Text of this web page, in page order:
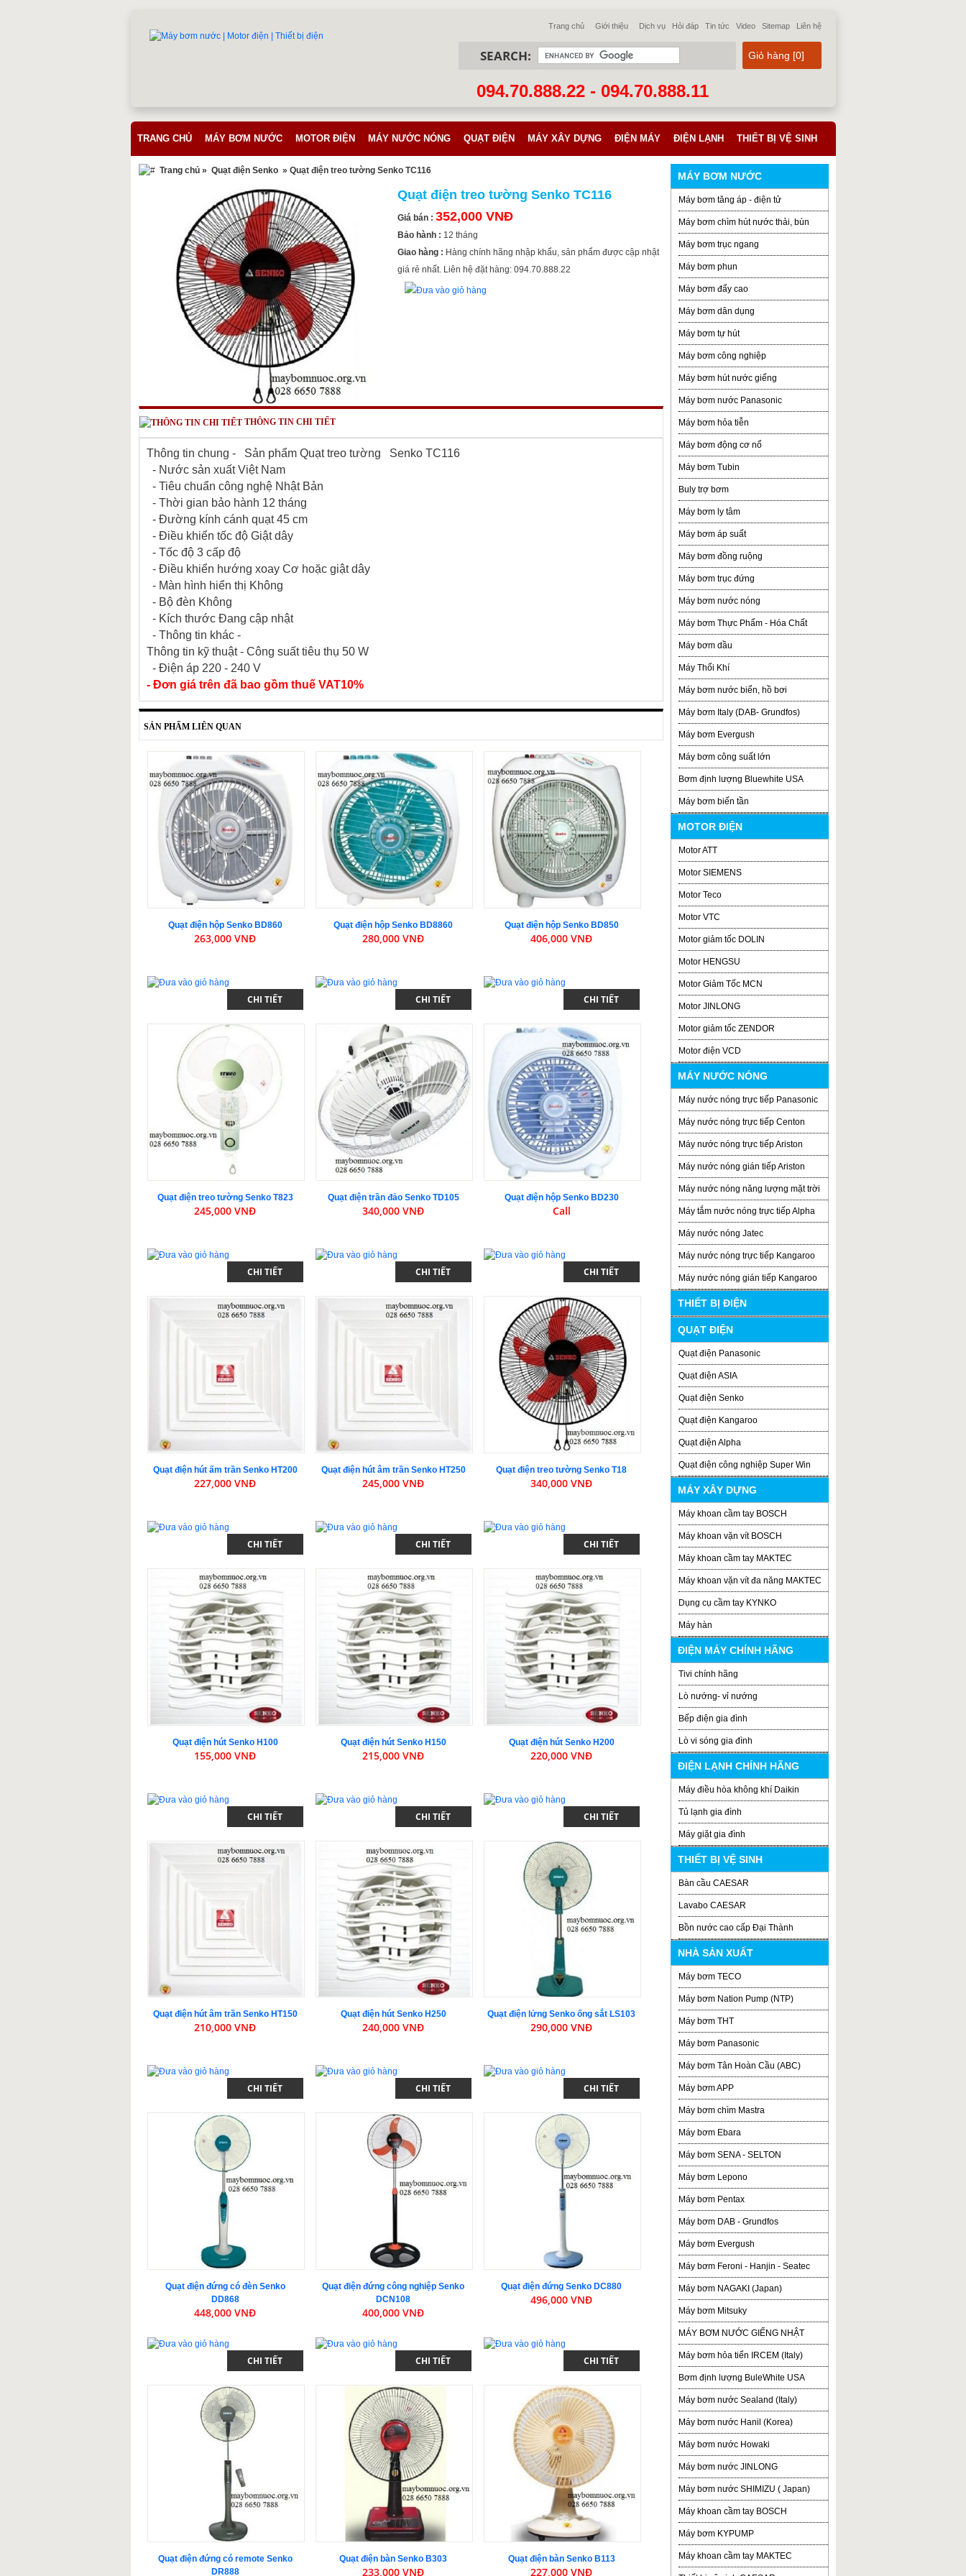
Trang chủ Giới thiệu Dịch vụ Hỏi đáp Tin tức Video Sitemap Liên hệ
Giỏ hàng [0]
SEARCH:
094.70.888.22 - 094.70.888.11
TRANG CHỦ MÁY BƠM NƯỚC MOTOR ĐIỆN MÁY NƯỚC NÓNG QUẠT ĐIỆN MÁY XÂY DỰNG ĐIỆN MÁY ĐIỆN LẠNH THIẾT BỊ VỆ SINH
Trang chủ » Quạt điện Senko » Quạt điện treo tường Senko TC116
Quạt điện treo tường Senko TC116
Giá bán : 352,000 VNĐ
Bảo hành : 12 tháng
Giao hàng : Hàng chính hãng nhập khẩu, sản phẩm được cập nhật
giá rẻ nhất. Liên hệ đặt hàng: 094.70.888.22
THÔNG TIN CHI TIẾT
Thông tin chung - Sản phẩm Quạt treo tường Senko TC116
- Nước sản xuất Việt Nam
- Tiêu chuẩn công nghệ Nhật Bản
- Thời gian bảo hành 12 tháng
- Đường kính cánh quạt 45 cm
- Điều khiển tốc độ Giật dây
- Tốc độ 3 cấp độ
- Điều khiển hướng xoay Cơ hoặc giật dây
- Màn hình hiển thị Không
- Bộ đèn Không
- Kích thước Đang cập nhật
- Thông tin khác -
Thông tin kỹ thuật - Công suất tiêu thụ 50 W
- Điện áp 220 - 240 V
- Đơn giá trên đã bao gồm thuế VAT10%
SẢN PHẨM LIÊN QUAN
Quạt điện hộp Senko BD860
263,000 VNĐ
CHI TIẾT
Quạt điện hộp Senko BD8860
280,000 VNĐ
CHI TIẾT
Quạt điện hộp Senko BD850
406,000 VNĐ
CHI TIẾT
Quạt điện treo tường Senko T823
245,000 VNĐ
CHI TIẾT
Quạt điện trần đảo Senko TD105
340,000 VNĐ
CHI TIẾT
Quạt điện hộp Senko BD230
Call
CHI TIẾT
Quạt điện hút ấm trần Senko HT200
227,000 VNĐ
CHI TIẾT
Quạt điện hút âm trần Senko HT250
245,000 VNĐ
CHI TIẾT
Quạt điện treo tường Senko T18
340,000 VNĐ
CHI TIẾT
Quạt điện hút Senko H100
155,000 VNĐ
CHI TIẾT
Quạt điện hút Senko H150
215,000 VNĐ
CHI TIẾT
Quạt điện hút Senko H200
220,000 VNĐ
CHI TIẾT
Quạt điện hút âm trần Senko HT150
210,000 VNĐ
CHI TIẾT
Quạt điện hút Senko H250
240,000 VNĐ
CHI TIẾT
Quạt điện lửng Senko ống sắt LS103
290,000 VNĐ
CHI TIẾT
Quạt điện đứng có đèn Senko
DD868
448,000 VNĐ
CHI TIẾT
Quạt điện đứng công nghiệp Senko
DCN108
400,000 VNĐ
CHI TIẾT
Quạt điện đứng Senko DC880
496,000 VNĐ
CHI TIẾT
Quạt điện đứng có remote Senko
DR888
Quạt điện bàn Senko B303
233,000 VNĐ
Quạt điện bàn Senko B113
227,000 VNĐ
MÁY BƠM NƯỚC
Máy bơm tăng áp - điện tử
Máy bơm chìm hút nước thải, bùn
Máy bơm trục ngang
Máy bơm phun
Máy bơm đẩy cao
Máy bơm dân dụng
Máy bơm tự hút
Máy bơm công nghiệp
Máy bơm hút nước giếng
Máy bơm nước Panasonic
Máy bơm hỏa tiễn
Máy bơm động cơ nổ
Máy bơm Tubin
Buly trợ bơm
Máy bơm ly tâm
Máy bơm áp suất
Máy bơm đồng ruộng
Máy bơm trục đứng
Máy bơm nước nóng
Máy bơm Thực Phẩm - Hóa Chất
Máy bơm dầu
Máy Thổi Khí
Máy bơm nước biển, hồ bơi
Máy bơm Italy (DAB- Grundfos)
Máy bơm Evergush
Máy bơm công suất lớn
Bơm định lượng Bluewhite USA
Máy bơm biến tần
MOTOR ĐIỆN
Motor ATT
Motor SIEMENS
Motor Teco
Motor VTC
Motor giảm tốc DOLIN
Motor HENGSU
Motor Giảm Tốc MCN
Motor JINLONG
Motor giảm tốc ZENDOR
Motor điện VCD
MÁY NƯỚC NÓNG
Máy nước nóng trực tiếp Panasonic
Máy nước nóng trực tiếp Centon
Máy nước nóng trực tiếp Ariston
Máy nước nóng gián tiếp Ariston
Máy nước nóng năng lượng mặt trời
Máy tắm nước nóng trực tiếp Alpha
Máy nước nóng Jatec
Máy nước nóng trực tiếp Kangaroo
Máy nước nóng gián tiếp Kangaroo
THIẾT BỊ ĐIỆN
QUẠT ĐIỆN
Quạt điện Panasonic
Quạt điện ASIA
Quạt điện Senko
Quạt điện Kangaroo
Quạt điện Alpha
Quạt điện công nghiệp Super Win
MÁY XÂY DỰNG
Máy khoan cầm tay BOSCH
Máy khoan vặn vít BOSCH
Máy khoan cầm tay MAKTEC
Máy khoan vặn vít đa năng MAKTEC
Dụng cụ cầm tay KYNKO
Máy hàn
ĐIỆN MÁY CHÍNH HÃNG
Tivi chính hãng
Lò nướng- vỉ nướng
Bếp điện gia đình
Lò vi sóng gia đình
ĐIỆN LẠNH CHÍNH HÃNG
Máy điều hòa không khí Daikin
Tủ lạnh gia đình
Máy giặt gia đình
THIẾT BỊ VỆ SINH
Bàn cầu CAESAR
Lavabo CAESAR
Bồn nước cao cấp Đại Thành
NHÀ SẢN XUẤT
Máy bơm TECO
Máy bơm Nation Pump (NTP)
Máy bơm THT
Máy bơm Panasonic
Máy bơm Tân Hoàn Cầu (ABC)
Máy bơm APP
Máy bơm chìm Mastra
Máy bơm Ebara
Máy bơm SENA - SELTON
Máy bơm Lepono
Máy bơm Pentax
Máy bơm DAB - Grundfos
Máy bơm Evergush
Máy bơm Feroni - Hanjin - Seatec
Máy bơm NAGAKI (Japan)
Máy bơm Mitsuky
MÁY BƠM NƯỚC GIẾNG NHẬT
Máy bơm hỏa tiển IRCEM (Italy)
Bơm định lượng BuleWhite USA
Máy bơm nước Sealand (Italy)
Máy bơm nước Hanil (Korea)
Máy bơm nước Howaki
Máy bơm nước JINLONG
Máy bơm nước SHIMIZU ( Japan)
Máy khoan cầm tay BOSCH
Máy bơm KYPUMP
Máy khoan cầm tay MAKTEC